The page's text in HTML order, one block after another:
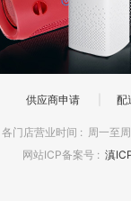
供应商申请 配
各门店营业时间 : 周一至
网站ICP备案号 : 滇